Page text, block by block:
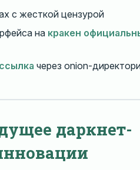
с жесткой цензурой
на кракен
через onion-
даркнет-